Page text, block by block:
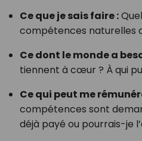
Ce que je sais faire :
compétences naturelles
Ce dont le monde a
tiennent à cœur ? À qui
Ce qui peut me
compétences sont
déjà payé ou pourrais-je